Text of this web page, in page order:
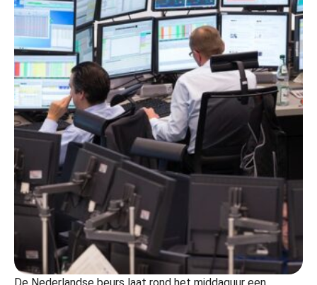
De Nederlandse beurs laat rond het middaguur een